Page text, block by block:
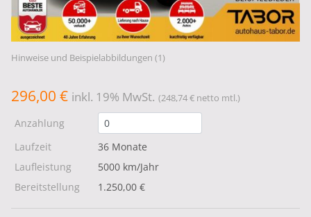
Hinweise und Beispielabbildungen (1)
296,00 € inkl. 19% MwSt. (248,74 € netto mtl.)
Anzahlung
Laufzeit
36 Monate
Laufleistung
5000 km/Jahr
Bereitstellung
1.250,00 €